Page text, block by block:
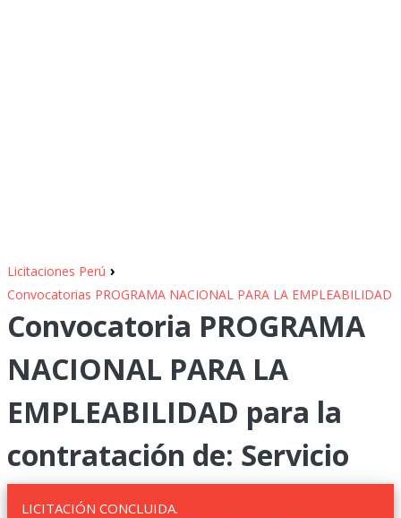
Licitaciones Perú ›
Convocatorias PROGRAMA NACIONAL PARA LA EMPLEABILIDAD
Convocatoria PROGRAMA
NACIONAL PARA LA
EMPLEABILIDAD para la
contratación de: Servicio
LICITACIÓN CONCLUIDA.